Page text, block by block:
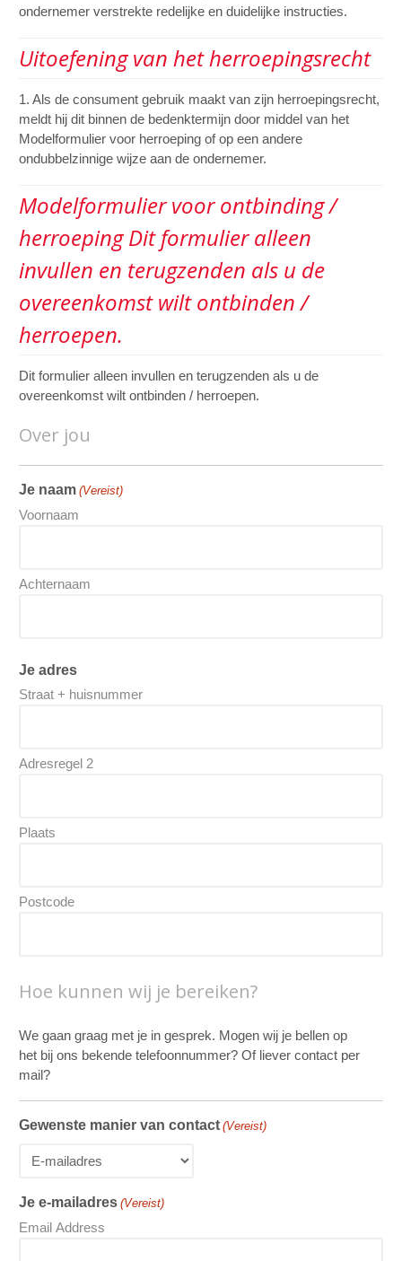
ondernemer verstrekte redelijke en duidelijke instructies.
Uitoefening van het herroepingsrecht
1. Als de consument gebruik maakt van zijn herroepingsrecht,
meldt hij dit binnen de bedenktermijn door middel van het
Modelformulier voor herroeping of op een andere
ondubbelzinnige wijze aan de ondernemer.
Modelformulier voor ontbinding /
herroeping Dit formulier alleen
invullen en terugzenden als u de
overeenkomst wilt ontbinden /
herroepen.
Dit formulier alleen invullen en terugzenden als u de
overeenkomst wilt ontbinden / herroepen.
Over jou
Je naam (Vereist)
Voornaam
Achternaam
Je adres
Straat + huisnummer
Adresregel 2
Plaats
Postcode
Hoe kunnen wij je bereiken?
We gaan graag met je in gesprek. Mogen wij je bellen op
het bij ons bekende telefoonnummer? Of liever contact per
mail?
Gewenste manier van contact (Vereist)
Je e-mailadres (Vereist)
Email Address